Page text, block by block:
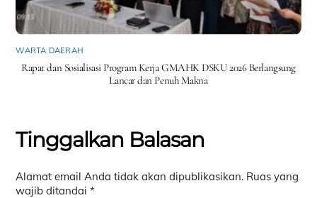
WARTA DAERAH
Rapat dan Sosialisasi Program Kerja GMAHK DSKU 2026 Berlangsung
Lancar dan Penuh Makna
Tinggalkan Balasan
Alamat email Anda tidak akan dipublikasikan. Ruas yang
wajib ditandai*